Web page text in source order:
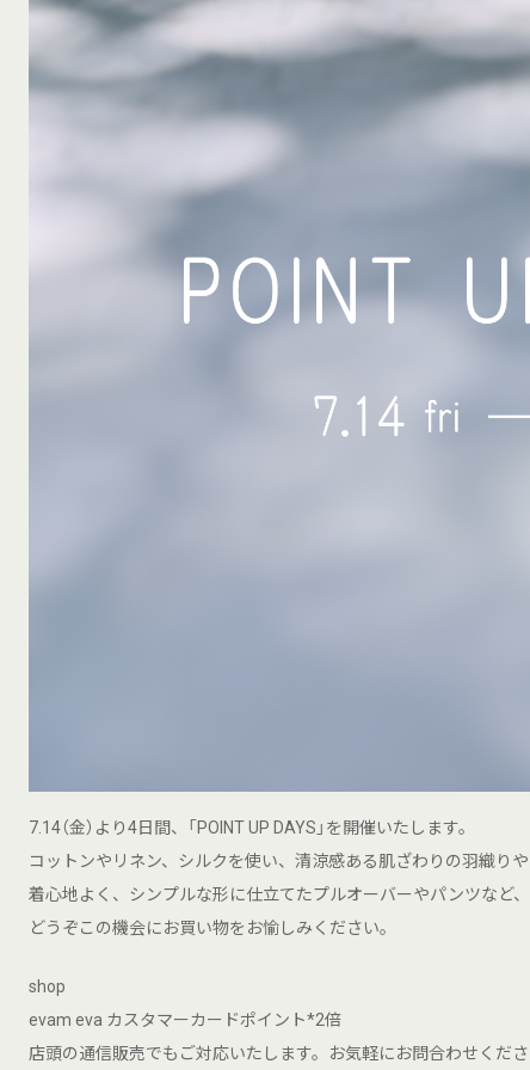
7.14（金）より4日間、「POINT UP DAYS」を開催いたします。
コットンやリネン、シルクを使い、清涼感ある肌ざわりの羽織りや
着心地よく、シンプルな形に仕立てたプルオーバーやパンツなど
どうぞこの機会にお買い物をお愉しみください。
shop
evam eva カスタマーカードポイント*2倍
店頭の通信販売でもご対応いたします。お気軽にお問合わせくださ